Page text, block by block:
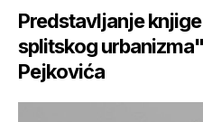
Predstavljanje
splitskog
Pejkovića